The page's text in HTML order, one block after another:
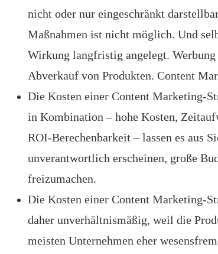
nicht oder nur eingeschränkt
Maßnahmen ist nicht möglich. Und
Wirkung langfristig angelegt.
Abverkauf von Produkten. Content
Die Kosten einer Content Marketing-
in Kombination – hohe Kosten,
ROI-Berechenbarkeit – lassen es aus
unverantwortlich erscheinen, große
freizumachen.
Die Kosten einer Content Marketing-
daher unverhältnismäßig, weil die
meisten Unternehmen eher